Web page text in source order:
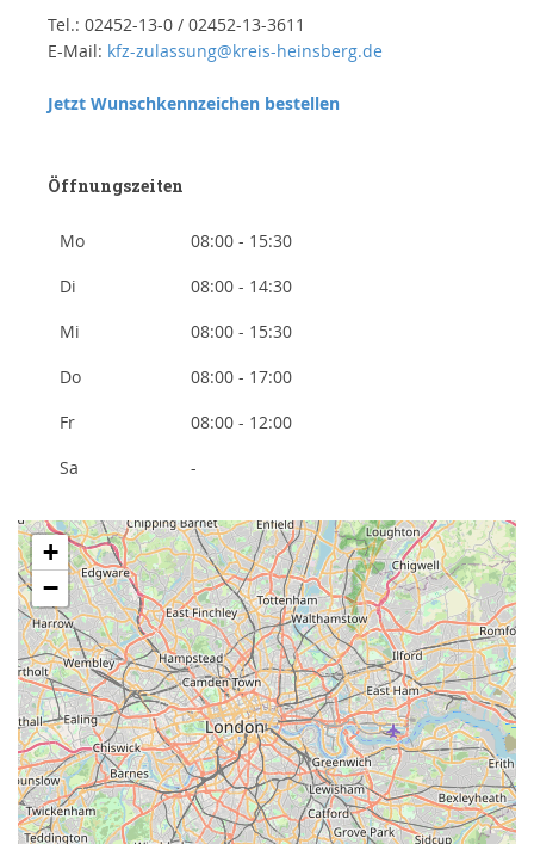
Tel.: 02452-13-0 / 02452-13-3611
E-Mail: kfz-zulassung@kreis-heinsberg.de
Jetzt Wunschkennzeichen bestellen
Öffnungszeiten
Mo
08:00 - 15:30
Di
08:00 - 14:30
Mi
08:00 - 15:30
Do
08:00 - 17:00
Fr
08:00 - 12:00
Sa
-
+
−